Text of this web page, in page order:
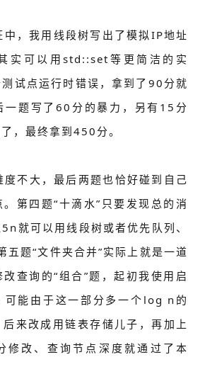
中，我用线段树写出了模拟IP地址
实可以用std::set等更简洁的实
试点运行时错误，拿到了90分就
一题写了60分的暴力，另有15分
，最终拿到450分。
度不大，最后两题也恰好碰到自己
第四题“十滴水”只要发现总的消
就可以用线段树或者优先队列、
五题“文件夹合并”实际上就是一道
查询的“组合”题，起初我使用启
可能由于这一部分多一个log n的
来改成用链表存储儿子，再加上
修改、查询节点深度就通过了本